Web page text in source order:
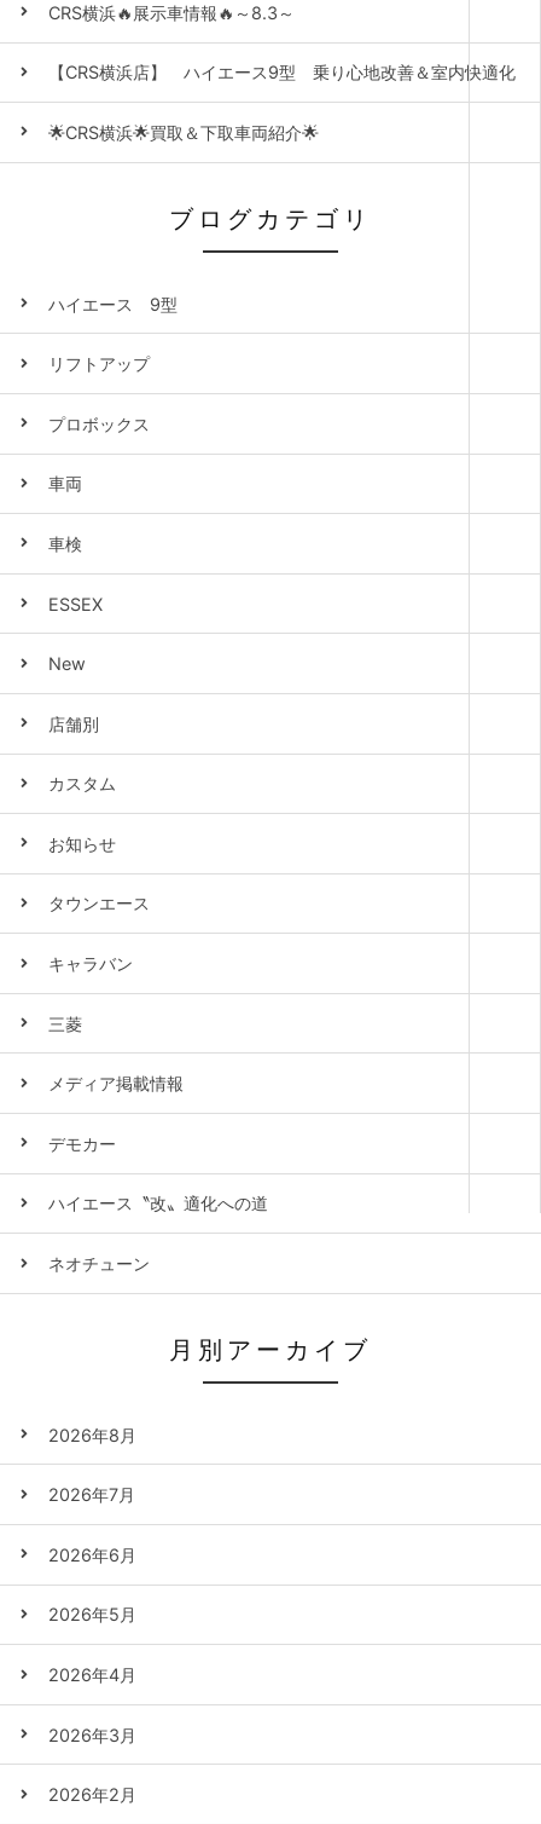
CRS横浜🔥展示車情報🔥～8.3～
【CRS横浜店】 ハイエース9型 乗り心地改善＆室内快適化
🌟CRS横浜🌟買取＆下取車両紹介🌟
ブログカテゴリ
ハイエース 9型
リフトアップ
プロボックス
車両
車検
ESSEX
New
店舗別
カスタム
お知らせ
タウンエース
キャラバン
三菱
メディア掲載情報
デモカー
ハイエース〝改〟適化への道
ネオチューン
月別アーカイブ
2026年8月
2026年7月
2026年6月
2026年5月
2026年4月
2026年3月
2026年2月